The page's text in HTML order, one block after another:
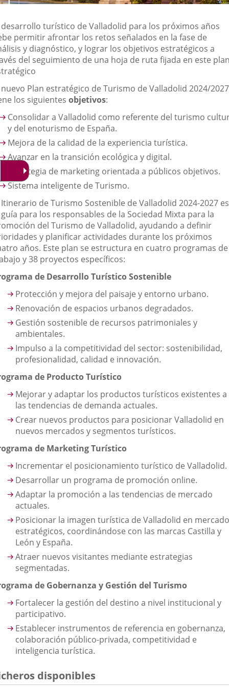
desarrollo turístico de Valladolid para los próximos años
permitir afrontar los retos señalados en la fase de
y diagnóstico, y lograr los objetivos estratégicos a
del seguimiento de una hoja de ruta fijada en este
nuevo Plan estratégico de Turismo de Valladolid 2024/2027
los siguientes objetivos:
Consolidar a Valladolid como referente del turismo
y del enoturismo de España.
Mejora de la calidad de la experiencia turística.
Avanzar en la transición ecológica y digital.
Estrategia de marketing orientada a públicos objetivos.
Sistema inteligente de Turismo.
Itinerario de Turismo Sostenible de Valladolid 2024-2027 es
para los responsables de la Sociedad Mixta para la
del Turismo de Valladolid, ayudando a definir
y planificar actividades durante los próximos
años. Este plan se estructura en cuatro programas de
y 38 proyectos específicos:
de Desarrollo Turístico Sostenible
Protección y mejora del paisaje y entorno urbano.
Renovación de espacios urbanos degradados.
Gestión sostenible de recursos patrimoniales y
ambientales.
Impulso a la competitividad del sector: sostenibilidad,
profesionalidad, calidad e innovación.
de Producto Turístico
Mejorar y adaptar los productos turísticos existentes a
las tendencias de demanda actuales.
Crear nuevos productos para posicionar Valladolid en
nuevos mercados y segmentos turísticos.
de Marketing Turístico
Incrementar el posicionamiento turístico de Valladolid.
Desarrollar un programa de promoción online.
Adaptar la promoción a las tendencias de mercado
actuales.
Posicionar la imagen turística de Valladolid en
estratégicos, coordinándose con las marcas Castilla y
León y España.
Atraer nuevos visitantes mediante estrategias
segmentadas.
de Gobernanza y Gestión del Turismo
Fortalecer la gestión del destino a nivel institucional y
participativo.
Establecer instrumentos de referencia en gobernanza,
colaboración público-privada, competitividad e
inteligencia turística.
disponibles